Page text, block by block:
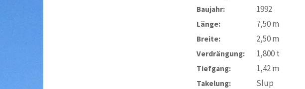
Baujahr: 1992
Länge: 7,50m
Breite: 2,50m
Verdrängung: 1,800t
Tiefgang: 1,42m
Takelung: Slup